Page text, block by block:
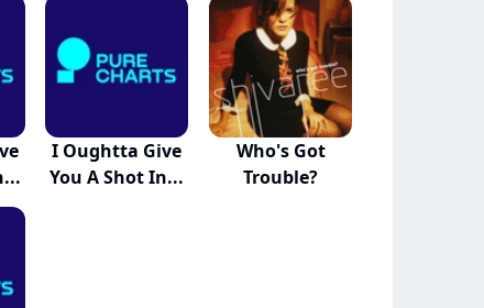
I Oughtta Give
You A Shot In...
Who's Got
Trouble?